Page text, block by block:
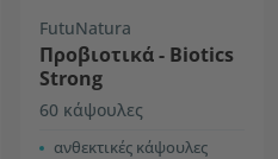
FutuNatura
Προβιοτικά - Biotics
Strong
60 κάψουλες
ανθεκτικές κάψουλες